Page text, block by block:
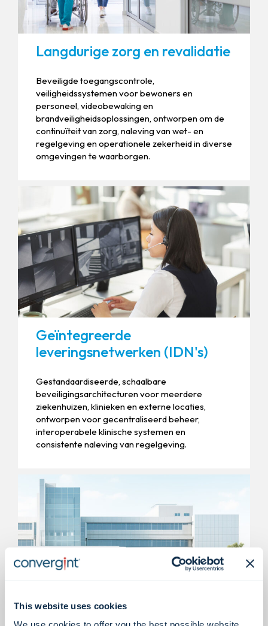
This website uses cookies
Langdurige zorg en revalidatie
Beveiligde toegangscontrole,
veiligheidssystemen voor bewoners en
personeel, videobewaking en
brandveiligheidsoplossingen, ontworpen om de
continuïteit van zorg, naleving van wet- en
regelgeving en operationele zekerheid in diverse
omgevingen te waarborgen.
Geïntegreerde
leveringsnetwerken (IDN's)
Gestandaardiseerde, schaalbare
beveiligingsarchitecturen voor meerdere
ziekenhuizen, klinieken en externe locaties,
ontworpen voor gecentraliseerd beheer,
interoperabele klinische systemen en
consistente naleving van regelgeving.